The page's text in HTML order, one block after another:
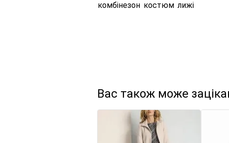
комбінезон костюм лижі
Вас також може